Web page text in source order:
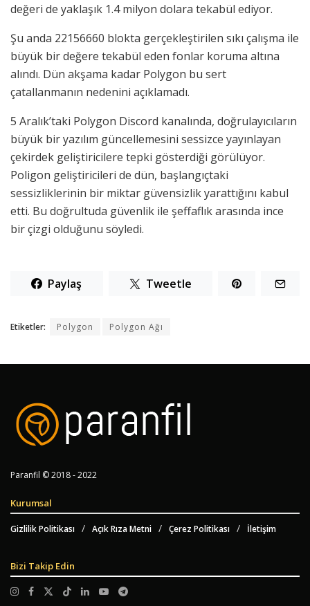
değeri de yaklaşık 1.4 milyon dolara tekabül ediyor.
Şu anda 22156660 blokta gerçekleştirilen sıkı çalışma ile
büyük bir değere tekabül eden fonlar koruma altına
alındı. Dün akşama kadar Polygon bu sert
çatallanmanın nedenini açıklamadı.
5 Aralık’taki Polygon Discord kanalında, doğrulayıcıların
büyük bir yazılım güncellemesini sessizce yayınlayan
çekirdek geliştiricilere tepki gösterdiği görülüyor.
Poligon geliştiricileri de dün, başlangıçtaki
sessizliklerinin bir miktar güvensizlik yarattığını kabul
etti. Bu doğrultuda güvenlik ile şeffaflık arasında ince
bir çizgi olduğunu söyledi.
Paylaş Tweetle
Etiketler: Polygon Polygon Ağı
Paranfil © 2018 - 2022
Kurumsal
Gizlilik Politikası Açık Rıza Metni Çerez Politikası İletişim
Bizi Takip Edin